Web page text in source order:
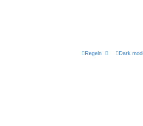
Dark
Regeln